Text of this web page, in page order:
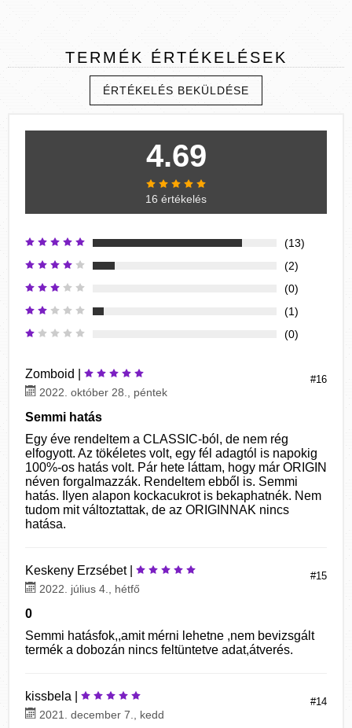
TERMÉK ÉRTÉKELÉSEK
ÉRTÉKELÉS BEKÜLDÉSE
4.69
16 értékelés
(13)
(2)
(0)
(1)
(0)
#16
Zomboid |
2022. október 28., péntek
Semmi hatás
Egy éve rendeltem a CLASSIC-ból, de nem rég
elfogyott. Az tökéletes volt, egy fél adagtól is napokig
100%-os hatás volt. Pár hete láttam, hogy már ORIGIN
néven forgalmazzák. Rendeltem ebből is. Semmi
hatás. Ilyen alapon kockacukrot is bekaphatnék. Nem
tudom mit változtattak, de az ORIGINNAK nincs
hatása.
#15
Keskeny Erzsébet |
2022. július 4., hétfő
0
Semmi hatásfok,,amit mérni lehetne ,nem bevizsgált
termék a dobozán nincs feltüntetve adat,átverés.
#14
kissbela |
2021. december 7., kedd